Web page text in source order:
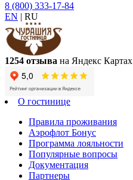
8 (800) 333-17-84
EN | RU
1254 отзыва на Яндекс Картах
О гостинице
Правила проживания
Аэрофлот Бонус
Программа лояльности
Популярные вопросы
Документация
Партнеры